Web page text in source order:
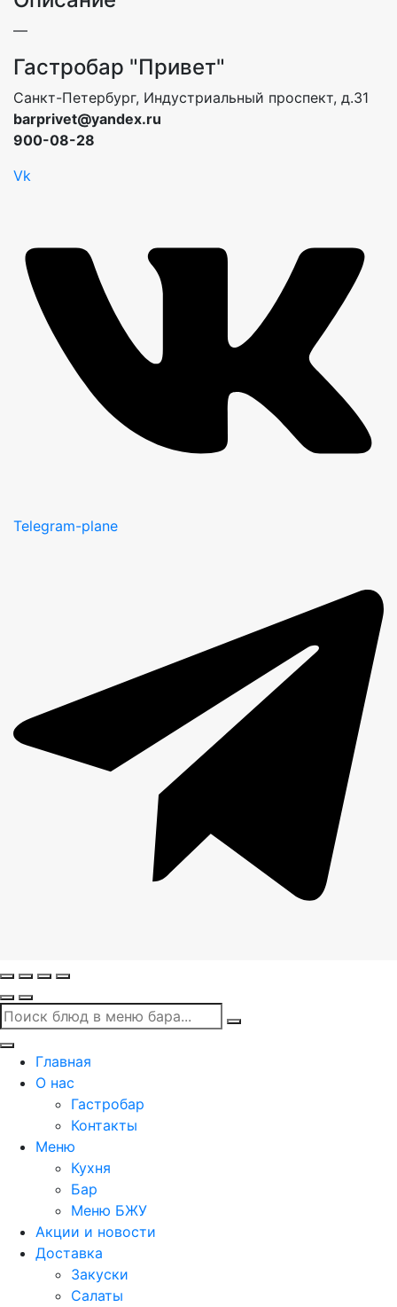
—
Гастробар "Привет"
Санкт-Петербург, Индустриальный проспект, д.31
barprivet@yandex.ru
900-08-28
Vk
Telegram-plane
Главная
О нас
Гастробар
Контакты
Меню
Кухня
Бар
Меню БЖУ
Акции и новости
Доставка
Закуски
Салаты